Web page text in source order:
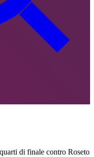
di finale contro Roseto